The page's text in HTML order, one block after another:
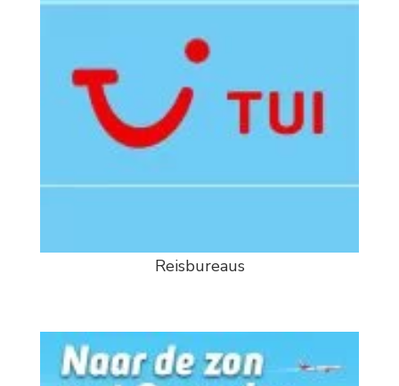
Reisbureaus